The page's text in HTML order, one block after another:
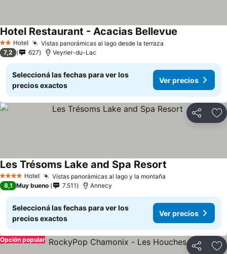
2 Estrellas
Hotel Vistas panorámicas al lago desde la terraza
Hotel Restaurant - Acacias Bellevue
7,2 627 Veyrier-du-Lac
Seleccioná las fechas para ver los
precios exactos
Ver precios
Compartir
4 EstrellasHotel Vistas panorámicas al lago y la montaña
Les Trésoms Lake and Spa Resort
8,1 Muy bueno 7.511 Annecy
Seleccioná las fechas para ver los
precios exactos
Ver precios
Compartir
Opción popular